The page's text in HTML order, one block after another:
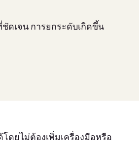
ดเจน การยกระดับเกิดขึ้น
ดยไม่ต้องเพิ่มเครื่องมือหรือ